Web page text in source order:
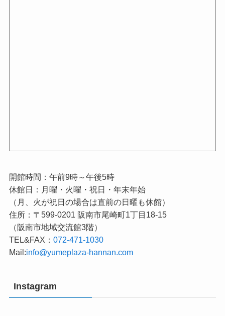
開館時間：午前9時～午後5時
休館日：月曜・火曜・祝日・年末年始
（月、火が祝日の場合は直前の日曜も休館）
住所：〒599-0201 阪南市尾崎町1丁目18-15
（阪南市地域交流館3階）
TEL&FAX： 072-471-1030
Mail:info@yumeplaza-hannan.com
Instagram